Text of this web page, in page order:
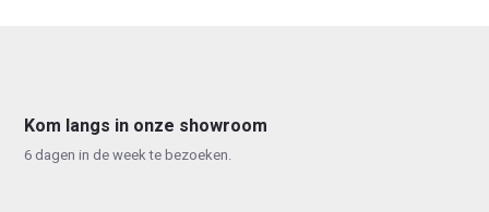
Kom langs in onze showroom
6 dagen in de week te bezoeken.